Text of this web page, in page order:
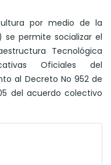
por medio de la
se permite socializar el
Tecnológica
Oficiales del
al Decreto No 952 de
del acuerdo colectivo